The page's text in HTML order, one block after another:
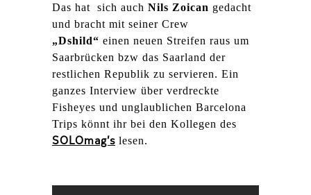
Das hat sich auch Nils Zoican gedacht
und bracht mit seiner Crew
„Dshild“ einen neuen Streifen raus um
Saarbrücken bzw das Saarland der
restlichen Republik zu servieren. Ein
ganzes Interview über verdreckte
Fisheyes und unglaublichen Barcelona
Trips könnt ihr bei den Kollegen des
SOLOmag’s lesen.